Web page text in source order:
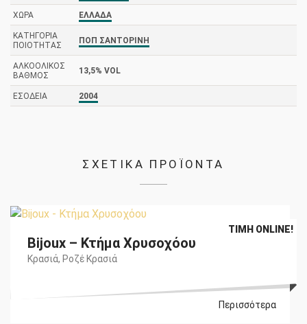
ΧΏΡΑ ΕΛΛΆΔΑ
ΚΑΤΗΓΟΡΊΑ
ΠΟΙΌΤΗΤΑΣ
ΠΟΠ ΣΑΝΤΟΡΊΝΗ
ΑΛΚΟΟΛΙΚΌΣ
ΒΑΘΜΌΣ
13,5% VOL
ΕΣΟΔΕΊΑ 2004
ΣΧΕΤΙΚΑ ΠΡΟΪΟΝΤΑ
price
was:
τρέχουσα
τιμή
ΤΙΜΉ ONLINE!
Bijoux – Κτήμα Χρυσοχόου
Κρασιά, Ροζέ Κρασιά
Περισσότερα